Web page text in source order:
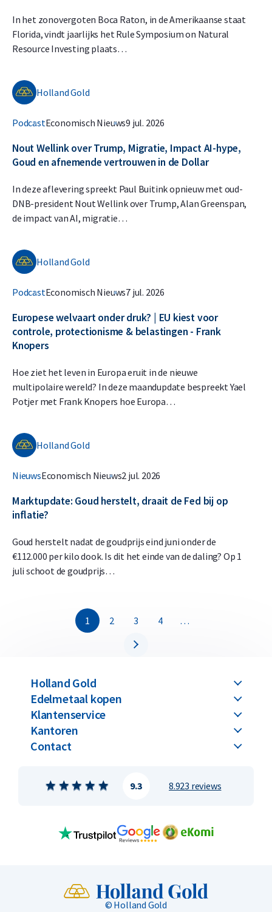
In het zonovergoten Boca Raton, in de Amerikaanse staat
Florida, vindt jaarlijks het Rule Symposium on Natural
Resource Investing plaats…
Holland Gold
PodcastEconomisch Nieuws9 jul. 2026
Nout Wellink over Trump, Migratie, Impact AI-hype,
Goud en afnemende vertrouwen in de Dollar
In deze aflevering spreekt Paul Buitink opnieuw met oud-
DNB-president Nout Wellink over Trump, Alan Greenspan,
de impact van AI, migratie…
Holland Gold
PodcastEconomisch Nieuws7 jul. 2026
Europese welvaart onder druk? | EU kiest voor
controle, protectionisme & belastingen - Frank
Knopers
Hoe ziet het leven in Europa eruit in de nieuwe
multipolaire wereld? In deze maandupdate bespreekt Yael
Potjer met Frank Knopers hoe Europa…
Holland Gold
NieuwsEconomisch Nieuws2 jul. 2026
Marktupdate: Goud herstelt, draait de Fed bij op
inflatie?
Goud herstelt nadat de goudprijs eind juni onder de
€112.000 per kilo dook. Is dit het einde van de daling? Op 1
juli schoot de goudprijs…
1 2 3 4 …
Holland Gold
Edelmetaal kopen
Klantenservice
Kantoren
Contact
8.923 reviews
9.3
© Holland Gold